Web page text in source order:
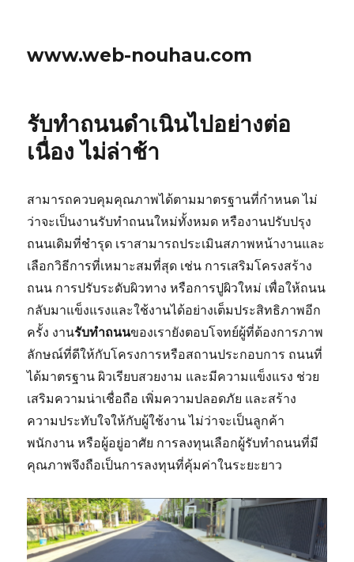
www.web-nouhau.com
รับทำถนนดำเนินไปอย่างต่อ
เนื่อง ไม่ล่าช้า
สามารถควบคุมคุณภาพได้ตามมาตรฐานที่กำหนด ไม่
ว่าจะเป็นงานรับทำถนนใหม่ทั้งหมด หรืองานปรับปรุง
ถนนเดิมที่ชำรุด เราสามารถประเมินสภาพหน้างานและ
เลือกวิธีการที่เหมาะสมที่สุด เช่น การเสริมโครงสร้าง
ถนน การปรับระดับผิวทาง หรือการปูผิวใหม่ เพื่อให้ถนน
กลับมาแข็งแรงและใช้งานได้อย่างเต็มประสิทธิภาพอีก
ครั้ง งานรับทำถนนของเรายังตอบโจทย์ผู้ที่ต้องการภาพ
ลักษณ์ที่ดีให้กับโครงการหรือสถานประกอบการ ถนนที่
ได้มาตรฐาน ผิวเรียบสวยงาม และมีความแข็งแรง ช่วย
เสริมความน่าเชื่อถือ เพิ่มความปลอดภัย และสร้าง
ความประทับใจให้กับผู้ใช้งาน ไม่ว่าจะเป็นลูกค้า
พนักงาน หรือผู้อยู่อาศัย การลงทุนเลือกผู้รับทำถนนที่มี
คุณภาพจึงถือเป็นการลงทุนที่คุ้มค่าในระยะยาว